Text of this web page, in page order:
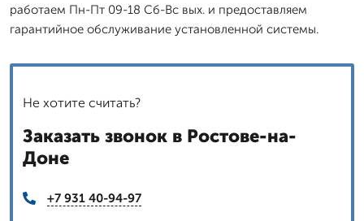
работаем Пн-Пт 09-18 Сб-Вс вых. и предоставляем
гарантийное обслуживание установленной системы.
Не хотите считать?
Заказать звонок в Ростове-на-
Доне
+7 931 40-94-97